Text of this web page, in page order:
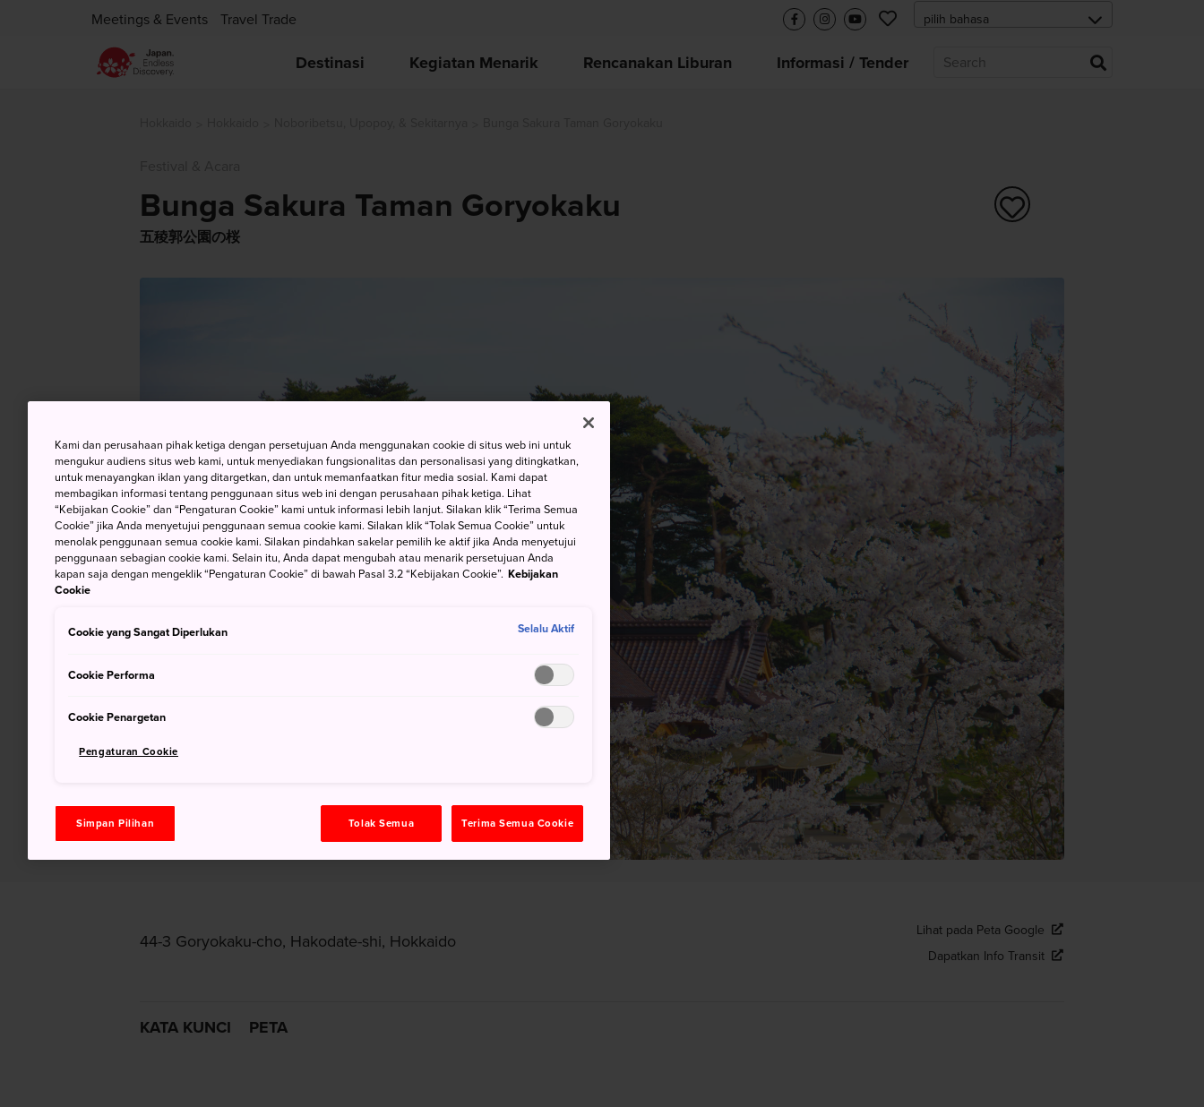
Meetings & Events Travel Trade
Destinasi Kegiatan Menarik Rencanakan Liburan Informasi / Tender
Bunga Sakura Taman Goryokaku
五稜郭公園の桜
44-3 Goryokaku-cho, Hakodate-shi, Hokkaido
Lihat pada Peta Google
Dapatkan Info Transit
KATA KUNCI PETA
Kami dan perusahaan pihak ketiga dengan persetujuan Anda menggunakan cookie di situs web ini untuk
mengukur audiens situs web kami, untuk menyediakan fungsionalitas dan personalisasi yang ditingkatkan,
untuk menayangkan iklan yang ditargetkan, dan untuk memanfaatkan fitur media sosial. Kami dapat
membagikan informasi tentang penggunaan situs web ini dengan perusahaan pihak ketiga. Lihat
“Kebijakan Cookie” dan “Pengaturan Cookie” kami untuk informasi lebih lanjut. Silakan klik “Terima Semua
Cookie” jika Anda menyetujui penggunaan semua cookie kami. Silakan klik “Tolak Semua Cookie” untuk
menolak penggunaan semua cookie kami. Silakan pindahkan sakelar pemilih ke aktif jika Anda menyetujui
penggunaan sebagian cookie kami. Selain itu, Anda dapat mengubah atau menarik persetujuan Anda
kapan saja dengan mengeklik “Pengaturan Cookie” di bawah Pasal 3.2 “Kebijakan Cookie”. Kebijakan
Cookie
Cookie yang Sangat Diperlukan Selalu Aktif
Cookie Performa
Cookie Penargetan
Pengaturan Cookie
Simpan Pilihan Tolak Semua Terima Semua Cookie